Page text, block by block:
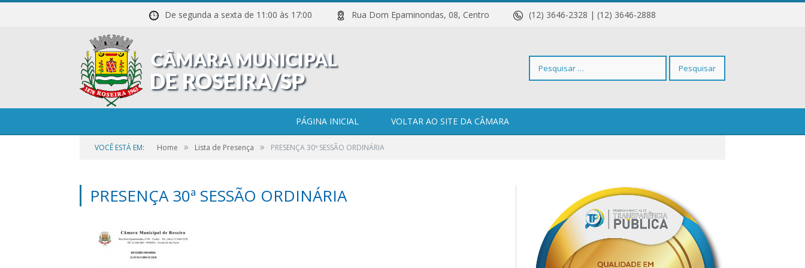
De segunda a sexta de 11:00 às 17:00 Rua Dom Epaminondas, 08, Centro (12) 3646-2328 | (12) 3646-2888
Pesquisar
PÁGINA INICIAL VOLTAR AO SITE DA CÂMARA
VOCÊ ESTÁ EM: Home » Lista de Presença » PRESENÇA 30ª SESSÃO ORDINÁRIA
PRESENÇA 30ª SESSÃO ORDINÁRIA